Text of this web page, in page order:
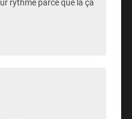
rythme parce que la ça